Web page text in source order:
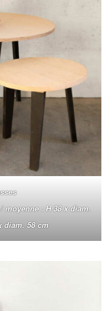
moyenne : H 38 x diam.
diam. 58 cm